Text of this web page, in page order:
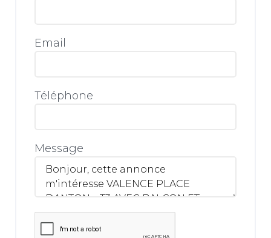
Email
Téléphone
Message